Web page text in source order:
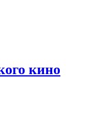
кино